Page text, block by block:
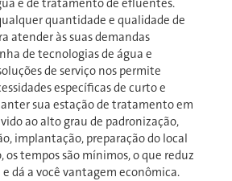
e de tratamento de efluentes.
quantidade e qualidade de
atender às suas demandas
de tecnologias de água e
de serviço nos permite
específicas de curto e
sua estação de tratamento em
ao alto grau de padronização,
implantação, preparação do local
tempos são mínimos, o que reduz
dá a você vantagem econômica.